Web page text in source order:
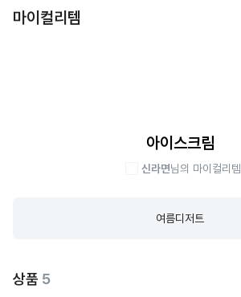
마이컬리템
아이스크림
신라면님의 마이컬리템
여름디저트
상품 5